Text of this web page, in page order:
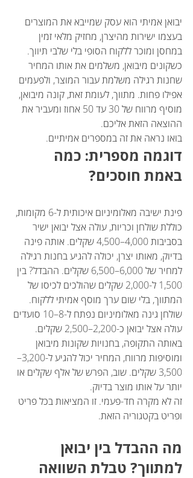
יבואן אמיתי הוא עסק שמייבא את המוצרים
בעצמו ישירות מהיצרן, מחזיק מלאי זמין
במחסן ומוכר ללקוח הסופי בלי שלבי תיווך.
כשקונים מיבואן, משלמים את אותו המחיר
שחנות רגילה משלמת עבור המוצר, ולפעמים
אפילו פחות. מתווך, לעומת זאת, קונה מיבואן,
מוסיף מרווח של 30 עד 50 אחוז ומעביר את
ההוצאה הזאת אליכם.
בואו נראה את זה במספרים אמיתיים.
דוגמה מספרית: כמה
באמת חוסכים?
פינת ישיבה מאלומיניום איכותית ל-6 מקומות,
כוללת שולחן וכריות, עולה אצל יבואן ישיר
בסביבות 4,000–4,500 שקלים. אותה פינה
בדיוק, מאותו יצרן, יכולה להגיע בחנות רגילה
למחיר של 6,000–6,500 שקלים. ההבדל? בין
1,500 ל-2,000 שקלים שהולכים לכיסו של
המתווך, בלי שום ערך מוסף אמיתי ללקוח.
שולחן גינה מאלומיניום נפתח ל-8–10 סועדים
עולה אצל יבואן כ-2,200–2,500 שקלים.
באותה התקופה, בחנויות שקונות מיבואן
ומוסיפות מרווח, המחיר יכול להגיע ל-3,200–
3,500 שקלים. שוב, הפרש של אלף שקלים או
יותר על אותו מוצר בדיוק.
זה לא מקרה חד-פעמי. זו המציאות בכל פריט
ופריט בקטגוריה הזאת.
מה ההבדל בין יבואן
למתווך? טבלת השוואה